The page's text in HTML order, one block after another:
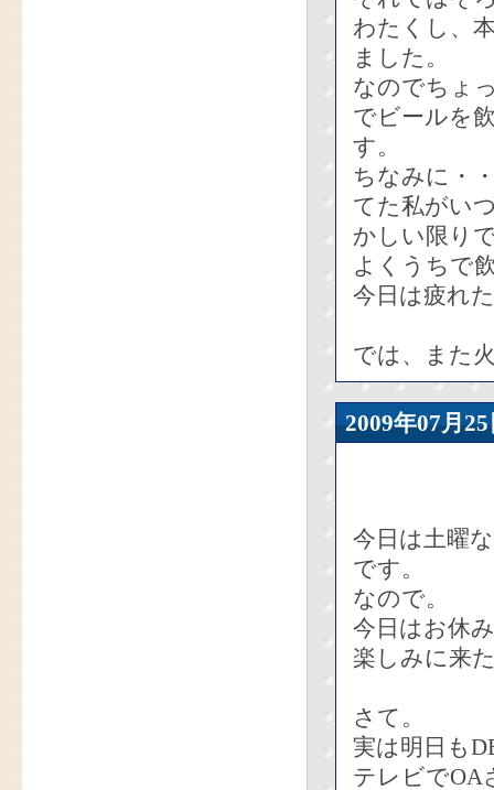
わたくし、
ました。
なのでちょ
でビールを
す。
ちなみに・
てた私がい
かしい限り
よくうちで
今日は疲れ
では、また
2009年07
今日は土曜
です。
なので。
今日はお休
楽しみに来
さて。
実は明日も
テレビでOA